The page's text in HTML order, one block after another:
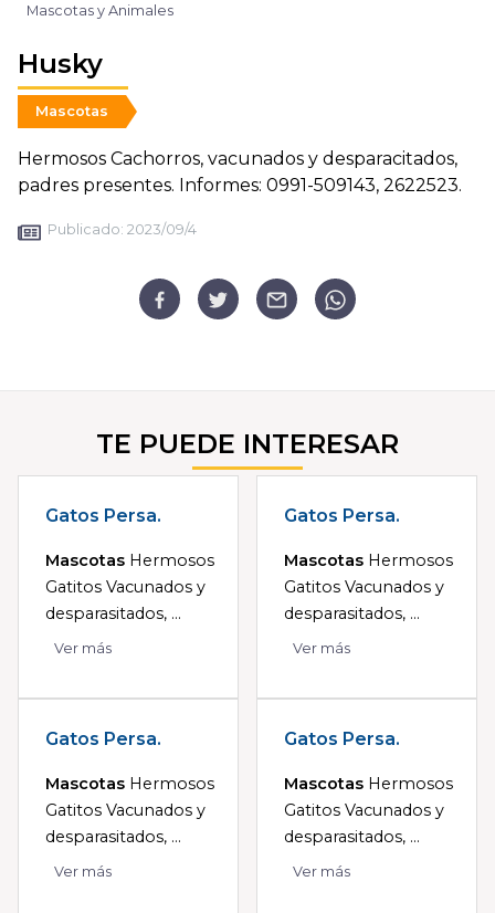
Mascotas y Animales
Husky
Mascotas
Hermosos Cachorros, vacunados y desparacitados,
padres presentes. Informes: 0991-509143, 2622523.
Publicado: 2023/09/4
TE PUEDE INTERESAR
Gatos Persa.
Mascotas Hermosos
Gatitos Vacunados y
desparasitados, ...
Ver más
Gatos Persa.
Mascotas Hermosos
Gatitos Vacunados y
desparasitados, ...
Ver más
Gatos Persa.
Mascotas Hermosos
Gatitos Vacunados y
desparasitados, ...
Ver más
Gatos Persa.
Mascotas Hermosos
Gatitos Vacunados y
desparasitados, ...
Ver más